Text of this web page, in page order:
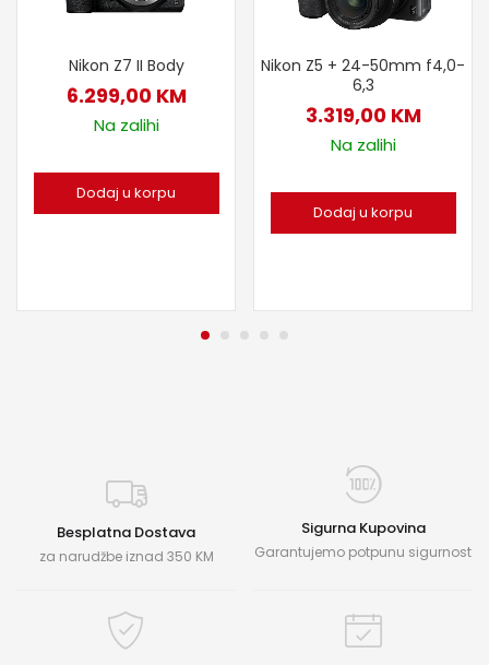
Nikon Z7 II Body
6.299,00 KM
Na zalihi
Dodaj u korpu
Nikon Z5 + 24-50mm f4,0-
6,3
3.319,00 KM
Na zalihi
Dodaj u korpu
Besplatna Dostava
za narudžbe iznad 350 KM
Sigurna Kupovina
Garantujemo potpunu sigurnost